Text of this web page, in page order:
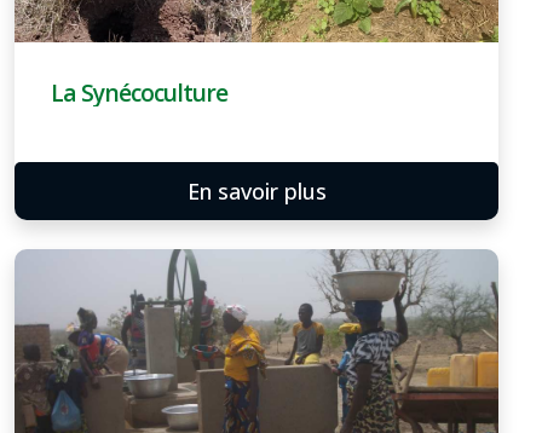
La Synécoculture
En savoir plus